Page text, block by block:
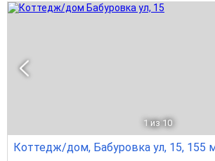
1 из 10
Коттедж/дом, Бабуровка ул, 15, 155